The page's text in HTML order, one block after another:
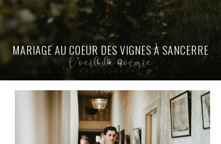
MARIAGE AU COEUR DES VIGNES À SANCERRE
L & Q